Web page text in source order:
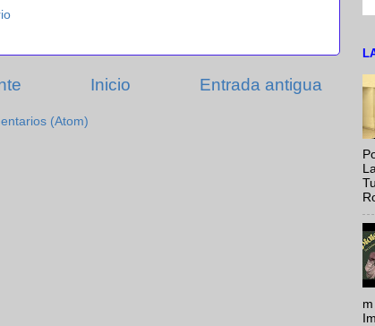
Entrada antigua
Inicio
(Atom)